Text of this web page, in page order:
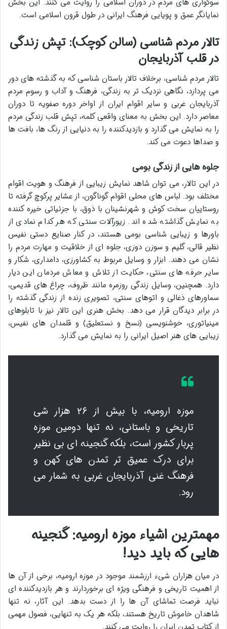
نمایانگر عمق و پویایی فرهنگ ایرانی در طول قرون اسلامی است.
تالار مردم شناسی (سالن کوچک): تپش زندگی
در قلب آذربایجان
تالار مردم شناسی، برخلاف تالار باستان شناسی که به گذشته های دور
می پردازد، نگاهی نزدیک تر به زندگی، فرهنگ و آداب و رسوم مردم
آذربایجان غربی و سایر اقوام ایران از اواخر دوره صفویه تا دوران
معاصر دارد. این بخش به معنای واقعی کلمه، تپش قلب زندگی مردم
را به نمایش می گذارد و بازدیدکننده را به دنیایی از رنگ ها، بافت ها
و صداها دعوت می کند.
جلوه هایی از زندگی بومی
در این تالار، می توان شاهد نمایش زیبایی از فرهنگ و هویت اقوام
مختلف بود. لباس های محلی اقوام گوناگون، از عشایر پرکوچ گرفته تا
روستاییان سخت کوش و شهرنشینان با ذوق، با جزئیاتی خیره کننده
به نمایش گذاشته شده اند. زیورآلات سنتی که هر کدام نمادی از
باورها و زیبایی شناسی بومی هستند، در کنار صنایع دستی نفیس
نظیر قالی، گلیم و سوزن دوزی، جلوه ای از خلاقیت و مهارت مردم را
نشان می دهند. ابزار و وسایل مربوط به کشاورزی، دامداری، شکار و
سایر حرفه های سنتی، حکایت از تلاش و معاش مردمان این دیار
دارد. همچنین، وسایل زندگی روزمره مانند ظروف، چراغ های قدیمی،
سماورهای ذغالی و اتوهای سنتی، تصویری زنده از زندگی گذشته را
در برابر دیدگان قرار می دهد. بخش هنری این تالار نیز با تابلوهای
مینیاتوری، خوشنویسی (نسخ و نستعلیق) و قلمدان های نفیس،
زیبایی های هنر اصیل ایرانی را به نمایش می گذارد.
موزه ارومیه، با بیش از ۲۶ هزار شی
تاریخی و باستانی، نه تنها دومین موزه
پربار کشور است، بلکه گنجینه ای بی نظیر
برای درک عمیق تر تمدن های کهن و
فرهنگ غنی آذربایجان غربی به شمار می
رود.
مهمترین اشیاء موزه ارومیه: گنجینه
هایی که باید دید!
در میان هزاران شیء ارزشمند موجود در موزه ارومیه، برخی از آن ها
از اهمیت تاریخی و فرهنگی ویژه ای برخوردارند و هر بازدیدکننده ای
نباید فرصت تماشای آن ها را از دست بدهد. این آثار، نه تنها
شاهدان خاموش تاریخ هستند، بلکه هر یک به تنهایی، فصول مهمی